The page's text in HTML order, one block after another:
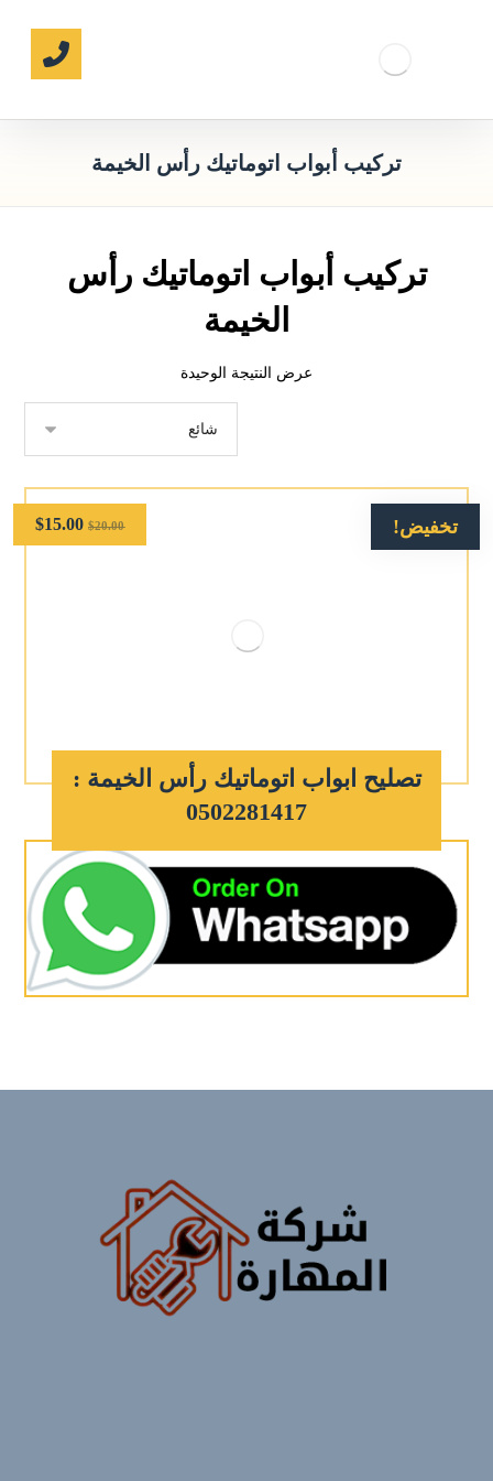
تركيب أبواب اتوماتيك رأس الخيمة
تركيب أبواب اتوماتيك رأس
الخيمة
عرض النتيجة الوحيدة
تخفيض!
تصليح ابواب اتوماتيك رأس الخيمة :
0502281417
$20.00
$15.00